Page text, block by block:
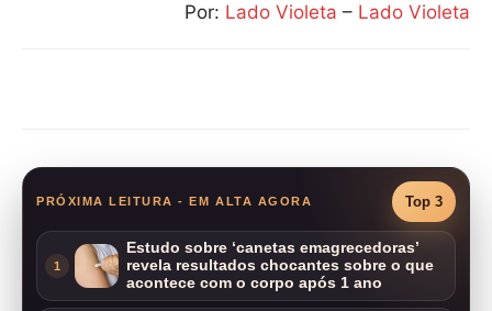
Por: Lado Violeta – Lado Violeta
PRÓXIMA LEITURA - EM ALTA AGORA Top 3
1
Estudo sobre ‘canetas emagrecedoras’
revela resultados chocantes sobre o que
acontece com o corpo após 1 ano